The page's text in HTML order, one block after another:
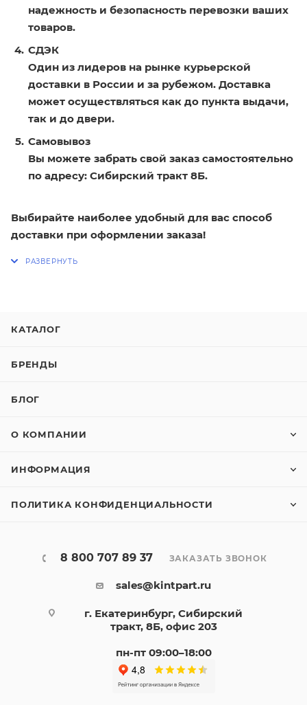
надежность и безопасность перевозки ваших
товаров.
СДЭК
Один из лидеров на рынке курьерской
доставки в России и за рубежом. Доставка
может осуществляться как до пункта выдачи,
так и до двери.
Самовывоз
Вы можете забрать свой заказ самостоятельно
по адресу: Сибирский тракт 8Б.
Выбирайте наиболее удобный для вас способ
доставки при оформлении заказа!
КАТАЛОГ
БРЕНДЫ
БЛОГ
О КОМПАНИИ
ИНФОРМАЦИЯ
ПОЛИТИКА КОНФИДЕНЦИАЛЬНОСТИ
8 800 707 89 37 ЗАКАЗАТЬ ЗВОНОК
sales@kintpart.ru
г. Екатеринбург, Сибирский
тракт, 8Б, офис 203
пн-пт 09:00–18:00